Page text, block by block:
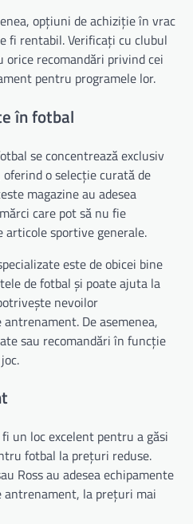
opțiuni de achiziție în vrac
fi rentabil. Verificați cu clubul
recomandări privind cei
pentru programele lor.
în fotbal
se concentrează exclusiv
o selecție curată de
magazine au adesea
care pot să nu fie
articole sportive generale.
este de obicei bine
de fotbal și poate ajuta la
nevoilor
De asemenea,
sau recomandări în funcție
un loc excelent pentru a găsi
fotbal la prețuri reduse.
Ross au adesea echipamente
la prețuri mai